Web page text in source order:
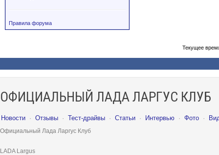
Правила форума
Текущее
ОФИЦИАЛЬНЫЙ ЛАДА ЛАРГУС КЛУБ
Новости · Отзывы · Тест-драйвы · Статьи · Интервью · Фото ·
Официальный Лада Ларгус Клуб
LADA Largus